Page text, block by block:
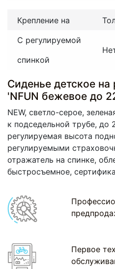
Крепление на
С регулируемой
спинкой
Сиденье детское на
'NFUN бежевое до
NEW, светло-серое,
к подседельной трубе, до
регулируемая высота
регулируемыми
отражатель на спинке,
быстросъемное,
Первое